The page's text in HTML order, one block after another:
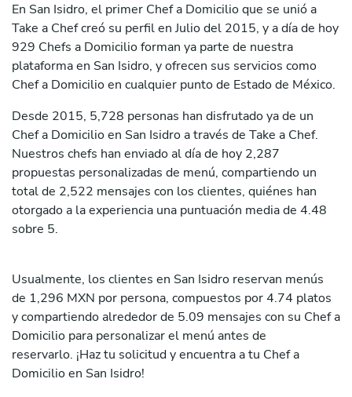
En San Isidro, el primer Chef a Domicilio que se unió a
Take a Chef creó su perfil en Julio del 2015, y a día de hoy
929 Chefs a Domicilio forman ya parte de nuestra
plataforma en San Isidro, y ofrecen sus servicios como
Chef a Domicilio en cualquier punto de Estado de México.
Desde 2015, 5,728 personas han disfrutado ya de un
Chef a Domicilio en San Isidro a través de Take a Chef.
Nuestros chefs han enviado al día de hoy 2,287
propuestas personalizadas de menú, compartiendo un
total de 2,522 mensajes con los clientes, quiénes han
otorgado a la experiencia una puntuación media de 4.48
sobre 5.
Usualmente, los clientes en San Isidro reservan menús
de 1,296 MXN por persona, compuestos por 4.74 platos
y compartiendo alrededor de 5.09 mensajes con su Chef a
Domicilio para personalizar el menú antes de
reservarlo. ¡Haz tu solicitud y encuentra a tu Chef a
Domicilio en San Isidro!